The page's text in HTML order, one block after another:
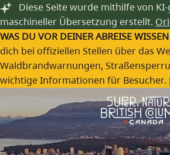
Zum Hauptinhalt springen
Diese Seite wurde mithilfe von
maschineller Übersetzung erstellt.
WAS DU VOR DEINER ABREISE
dich bei offiziellen Stellen über das
Waldbrandwarnungen,
wichtige Informationen für Besucher.
Festivals & Events
Das ganze Jahr über veranstalten
Columbia eine Vielzahl von
Trinken, Kultur, Kunst und vieles